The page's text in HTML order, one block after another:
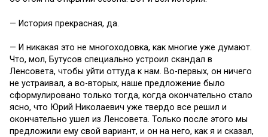
— История прекрасная, да.
— И никакая это не многоходовка, как многие уже думают.
Что, мол, Бутусов специально устроил скандал в
Ленсовета, чтобы уйти оттуда к нам. Во-первых, он ничего
не устраивал, а во-вторых, наше предложение было
сформулировано только тогда, когда окончательно стало
ясно, что Юрий Николаевич уже твердо все решил и
окончательно ушел из Ленсовета. Только после этого мы
предложили ему свой вариант, и он на него, как я и сказал,